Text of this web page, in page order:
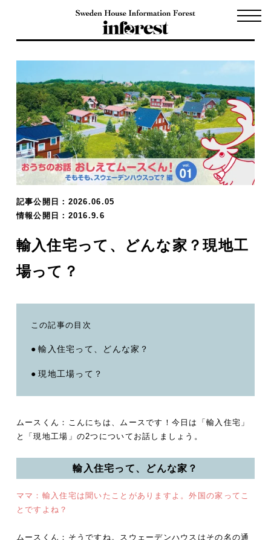
記事公開日：2026.06.05
情報公開日：2016.9.6
輸入住宅って、どんな家？現地工
場って？
この記事の目次
輸入住宅って、どんな家？
現地工場って？
ムースくん： こんにちは、ムースです！今日は「輸入住宅」
と「現地工場」の2つについてお話しましょう。
輸入住宅って、どんな家？
ママ：輸入住宅は聞いたことがありますよ。外国の家ってこ
とですよね？
ムースくん：そうですね。スウェーデンハウスはその名の通